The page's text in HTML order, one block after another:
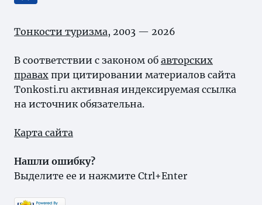
Тонкости туризма, 2003 — 2026
В соответствии с законом об авторских
правах при цитировании материалов сайта
Tonkosti.ru активная индексируемая ссылка
на источник обязательна.
Карта сайта
Нашли ошибку?
Выделите ее и нажмите Ctrl+Enter